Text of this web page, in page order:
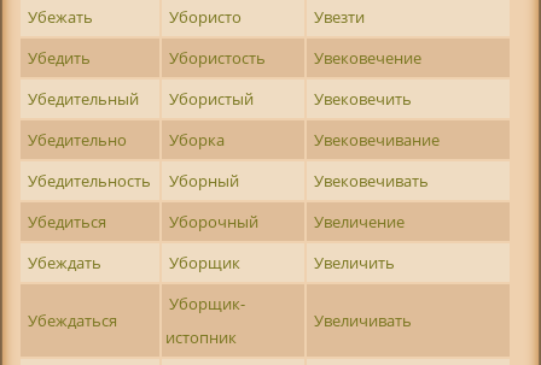
Убежать
Убористо
Увезти
Убедить
Убористость
Увековечение
Убедительный
Убористый
Увековечить
Убедительно
Уборка
Увековечивание
Убедительность
Уборный
Увековечивать
Убедиться
Уборочный
Увеличение
Убеждать
Уборщик Увеличить
Убеждаться
Уборщик-
истопник
Увеличивать